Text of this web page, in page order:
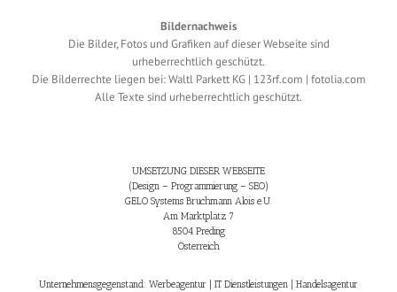
Bildernachweis
Die Bilder, Fotos und Grafiken auf dieser Webseite sind
urheberrechtlich geschützt.
Die Bilderrechte liegen bei: Waltl Parkett KG | 123rf.com | fotolia.com
Alle Texte sind urheberrechtlich geschützt.
UMSETZUNG DIESER WEBSEITE
(Design – Programmierung – SEO)
GELO Systems Bruchmann Alois e.U.
Am Marktplatz 7
8504 Preding
Österreich
Unternehmensgegenstand: Werbeagentur | IT Dienstleistungen | Handelsagentur